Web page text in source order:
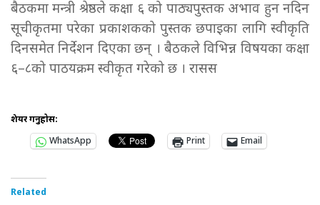
बैठकमा मन्त्री श्रेष्ठले कक्षा ६ को पाठ्यपुस्तक अभाव हुन नदिन
सूचीकृतमा परेका प्रकाशकको पुस्तक छपाइका लागि स्वीकृति
दिनसमेत निर्देशन दिएका छन् । बैठकले विभिन्न विषयका कक्षा
६–८को पाठयक्रम स्वीकृत गरेको छ । रासस
शेयर गर्नुहोस:
WhatsApp
Print Email
Related